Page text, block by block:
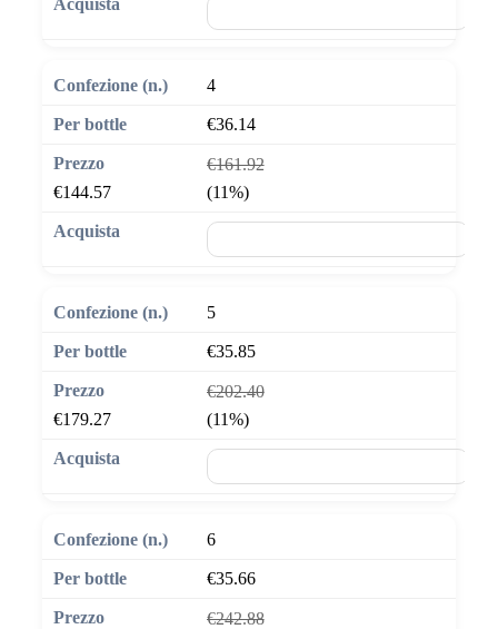
4
€36.14
€161.92
€144.57
(11%)
5
€35.85
€202.40
€179.27
(11%)
6
€35.66
€242.88